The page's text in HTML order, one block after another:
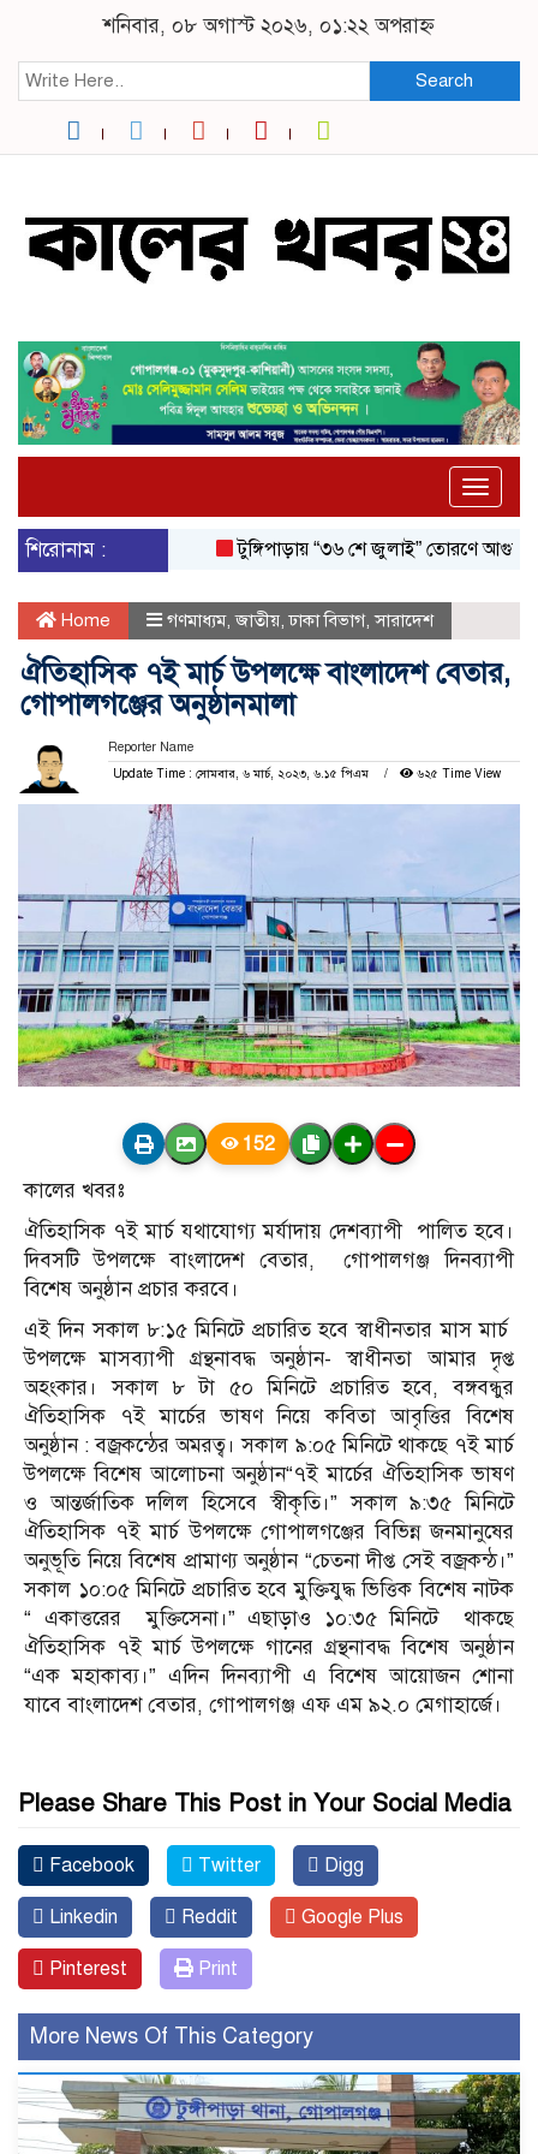
শনিবার, ০৮ অগাস্ট ২০২৬, ০১:২২ অপরাহ্ন
Search
Toggle
শিরোনাম :
টুঙ্গিপাড়ায় “৩৬ শে জুলাই” তোরণে আগুন; ৭৫
Home গণমাধ্যম,জাতীয়,ঢাকা বিভাগ,সারাদেশ
ঐতিহাসিক ৭ই মার্চ উপলক্ষে বাংলাদেশ বেতার,
গোপালগঞ্জের অনুষ্ঠানমালা
Reporter Name
Update Time : সোমবার, ৬ মার্চ, ২০২৩, ৬.১৫ পিএম
৬২৫ Time View
152
কালের খবরঃ
ঐতিহাসিক ৭ই মার্চ যথাযোগ্য মর্যাদায় দেশব্যাপী পালিত হবে।
দিবসটি উপলক্ষে বাংলাদেশ বেতার, গোপালগঞ্জ দিনব্যাপী
বিশেষ অনুষ্ঠান প্রচার করবে।
এই দিন সকাল ৮:১৫ মিনিটে প্রচারিত হবে স্বাধীনতার মাস মার্চ
উপলক্ষে মাসব্যাপী গ্রন্থনাবদ্ধ অনুষ্ঠান- স্বাধীনতা আমার দৃপ্ত
অহংকার। সকাল ৮ টা ৫০ মিনিটে প্রচারিত হবে, বঙ্গবন্ধুর
ঐতিহাসিক ৭ই মার্চের ভাষণ নিয়ে কবিতা আবৃত্তির বিশেষ
অনুষ্ঠান : বজ্রকন্ঠের অমরত্ব। সকাল ৯:০৫ মিনিটে থাকছে ৭ই মার্চ
উপলক্ষে বিশেষ আলোচনা অনুষ্ঠান“৭ই মার্চের ঐতিহাসিক ভাষণ
ও আন্তর্জাতিক দলিল হিসেবে স্বীকৃতি।” সকাল ৯:৩৫ মিনিটে
ঐতিহাসিক ৭ই মার্চ উপলক্ষে গোপালগঞ্জের বিভিন্ন জনমানুষের
অনুভূতি নিয়ে বিশেষ প্রামাণ্য অনুষ্ঠান “চেতনা দীপ্ত সেই বজ্রকন্ঠ।”
সকাল ১০:০৫ মিনিটে প্রচারিত হবে মুক্তিযুদ্ধ ভিত্তিক বিশেষ নাটক
“ একাত্তরের মুক্তিসেনা।” এছাড়াও ১০:৩৫ মিনিটে থাকছে
ঐতিহাসিক ৭ই মার্চ উপলক্ষে গানের গ্রন্থনাবদ্ধ বিশেষ অনুষ্ঠান
“এক মহাকাব্য।” এদিন দিনব্যাপী এ বিশেষ আয়োজন শোনা
যাবে বাংলাদেশ বেতার, গোপালগঞ্জ এফ এম ৯২.০ মেগাহার্জে।
Please Share This Post in Your Social Media
Facebook Twitter Digg
Linkedin Reddit Google Plus
Pinterest Print
More News Of This Category